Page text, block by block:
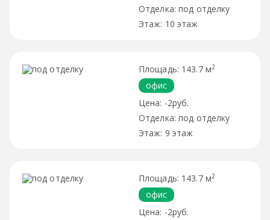
под отделку
10 этаж
143.7 м2
офис
-2руб.
под отделку
9 этаж
143.7 м2
офис
-2руб.